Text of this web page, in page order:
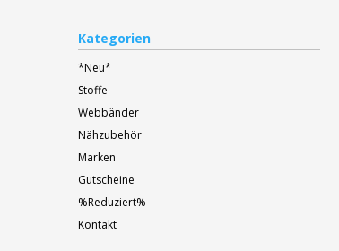
Kategorien
*Neu*
Stoffe
Webbänder
Nähzubehör
Marken
Gutscheine
%Reduziert%
Kontakt